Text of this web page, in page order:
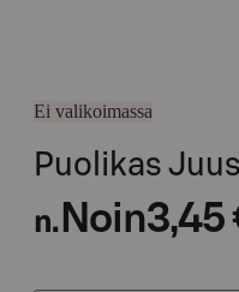
Ei valikoimassa
Puolikas
n. Noin3,45